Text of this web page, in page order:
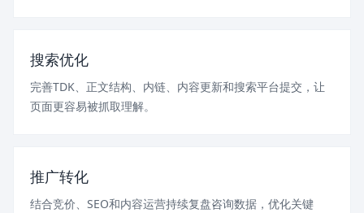
搜索优化
完善TDK、正文结构、内链、内容更新和搜索平台提交，让
页面更容易被抓取理解。
推广转化
结合竞价、SEO和内容运营持续复盘咨询数据，优化关键